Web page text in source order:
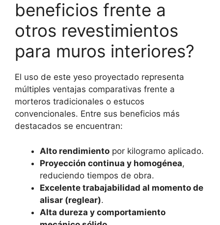
beneficios frente a
otros revestimientos
para muros interiores?
El uso de este yeso proyectado representa
múltiples ventajas comparativas frente a
morteros tradicionales o estucos
convencionales. Entre sus beneficios más
destacados se encuentran:
Alto rendimiento por kilogramo aplicado.
Proyección continua y homogénea,
reduciendo tiempos de obra.
Excelente trabajabilidad al momento de
alisar (reglear).
Alta dureza y comportamiento